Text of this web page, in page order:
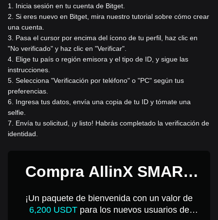
1
Inicia sesión en tu cuenta de Bitget.
2 Si eres nuevo en Bitget, mira nuestro tutorial sobre cómo crear
una cuenta.
3
Pasa el cursor por encima del ícono de tu perfil, haz clic en
"No verificado" y haz clic en "Verificar".
4 Elige tu país o región emisora y el tipo de ID, y sigue las
instrucciones.
5 Selecciona "Verificación por teléfono" o "PC" según tus
preferencias.
6
Ingresa tus datos, envía una copia de tu ID y tómate una
selfie.
7
Envía tu solicitud, ¡y listo! Habrás completado la verificación de
identidad.
Compra AllinX SMART
¡Un paquete de bienvenida con un valor de
6,200 USDTpara los nuevos usuarios de